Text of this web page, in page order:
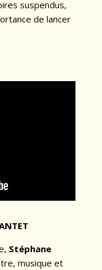
suspendus,
de lancer
Stéphane
musique et